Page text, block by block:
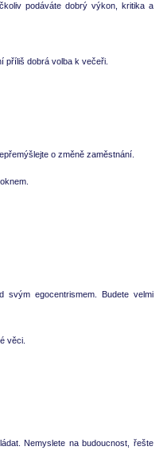
podáváte dobrý výkon, kritika a
příliš dobrá volba k večeři.
o změně zaměstnání.
svým egocentrismem. Budete velmi
věci.
Nemyslete na budoucnost, řešte